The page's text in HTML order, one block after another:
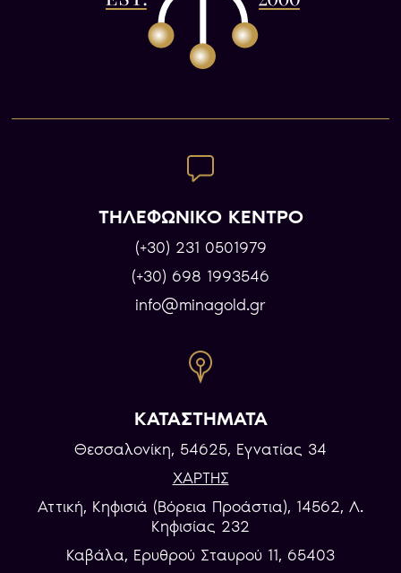
ΤΗΛΕΦΩΝΙΚΟ ΚΕΝΤΡΟ
(+30) 231 0501979
(+30) 698 1993546
info@minagold.gr
ΚΑΤΑΣΤΗΜΑΤΑ
Θεσσαλονίκη, 54625, Εγνατίας 34
ΧΑΡΤΗΣ
Αττική, Κηφισιά (Βόρεια Προάστια), 14562, Λ.
Κηφισίας 232
Καβάλα, Eρυθρού Σταυρού 11, 65403